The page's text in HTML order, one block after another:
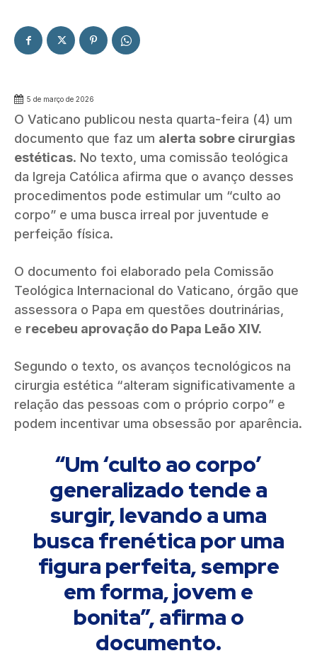
5 de março de 2026
O Vaticano publicou nesta quarta-feira (4) um
documento que faz um alerta sobre cirurgias
estéticas. No texto, uma comissão teológica
da Igreja Católica afirma que o avanço desses
procedimentos pode estimular um “culto ao
corpo” e uma busca irreal por juventude e
perfeição física.
O documento foi elaborado pela Comissão
Teológica Internacional do Vaticano, órgão que
assessora o Papa em questões doutrinárias,
e recebeu aprovação do Papa Leão XIV.
Segundo o texto, os avanços tecnológicos na
cirurgia estética “alteram significativamente a
relação das pessoas com o próprio corpo” e
podem incentivar uma obsessão por aparência.
“Um ‘culto ao corpo’
generalizado tende a
surgir, levando a uma
busca frenética por uma
figura perfeita, sempre
em forma, jovem e
bonita”, afirma o
documento.